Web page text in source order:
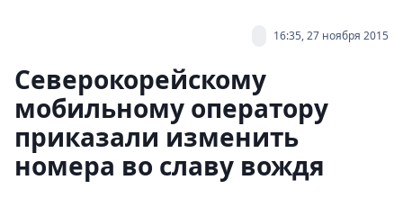
16:35, 27 ноября 2015
Северокорейскому
мобильному оператору
приказали изменить
номера во славу вождя